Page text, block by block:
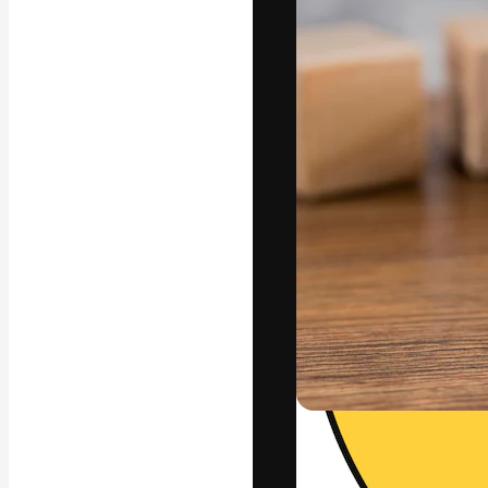
La plateforme
vos meilleurs
d’abonnés :
studios.